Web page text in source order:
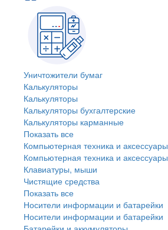
Уничтожители бумаг
Калькуляторы
Калькуляторы
Калькуляторы бухгалтерские
Калькуляторы карманные
Показать все
Компьютерная техника и аксессуары
Компьютерная техника и аксессуары
Клавиатуры, мыши
Чистящие средства
Показать все
Носители информации и батарейки
Носители информации и батарейки